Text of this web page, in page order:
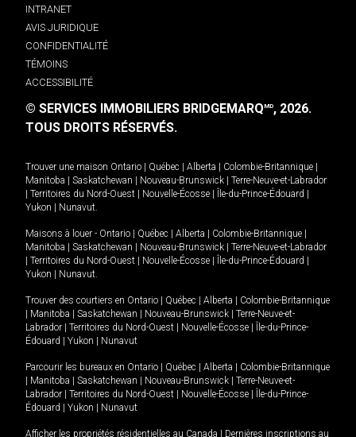
INTRANET
AVIS JURIDIQUE
CONFIDENTIALITÉ
TÉMOINS
ACCESSIBILITÉ
© SERVICES IMMOBILIERS BRIDGEMARQMD, 2026.
TOUS DROITS RÉSERVÉS.
Trouver une maison Ontario Québec Alberta Colombie-Britannique
Manitoba
Saskatchewan Nouveau-Brunswick
Terre-Neuve-et-Labrador
Territoires du Nord-Ouest Nouvelle-Écosse Île-du-Prince-Édouard
Yukon
Nunavut.
Maisons à louer - Ontario Québec Alberta Colombie-Britannique
Manitoba
Saskatchewan Nouveau-Brunswick
Terre-Neuve-et-Labrador
Territoires du Nord-Ouest Nouvelle-Écosse Île-du-Prince-Édouard
Yukon
Nunavut.
Trouver des courtiers en Ontario Québec Alberta
Colombie-Britannique
Manitoba Saskatchewan Nouveau-Brunswick
Terre-Neuve-et-
Labrador
Territoires du Nord-Ouest Nouvelle-Écosse
Île-du-Prince-
Édouard
Yukon Nunavut
Parcourir les bureaux en Ontario Québec Alberta
Colombie-Britannique
Manitoba Saskatchewan Nouveau-Brunswick
Terre-Neuve-et-
Labrador
Territoires du Nord-Ouest Nouvelle-Écosse
Île-du-Prince-
Édouard
Yukon Nunavut
Afficher les propriétés résidentielles au Canada
Dernières inscriptions au